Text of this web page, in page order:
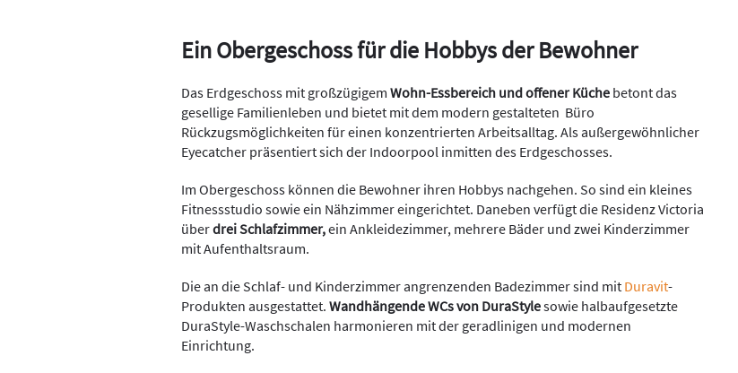
Ein Obergeschoss für die Hobbys der Bewohner
Das Erdgeschoss mit großzügigem Wohn-Essbereich und offener Küche betont das
gesellige Familienleben und bietet mit dem modern gestalteten Büro
Rückzugsmöglichkeiten für einen konzentrierten Arbeitsalltag. Als außergewöhnlicher
Eyecatcher präsentiert sich der Indoorpool inmitten des Erdgeschosses.
Im Obergeschoss können die Bewohner ihren Hobbys nachgehen. So sind ein kleines
Fitnessstudio sowie ein Nähzimmer eingerichtet. Daneben verfügt die Residenz Victoria
überdrei Schlafzimmer,ein Ankleidezimmer, mehrere Bäder und zwei Kinderzimmer
mit Aufenthaltsraum.
Die an die Schlaf- und Kinderzimmer angrenzenden Badezimmer sind mit Duravit-
Produkten ausgestattet. Wandhängende WCs von DuraStylesowie halbaufgesetzte
DuraStyle-Waschschalen harmonieren mit der geradlinigen und modernen
Einrichtung.